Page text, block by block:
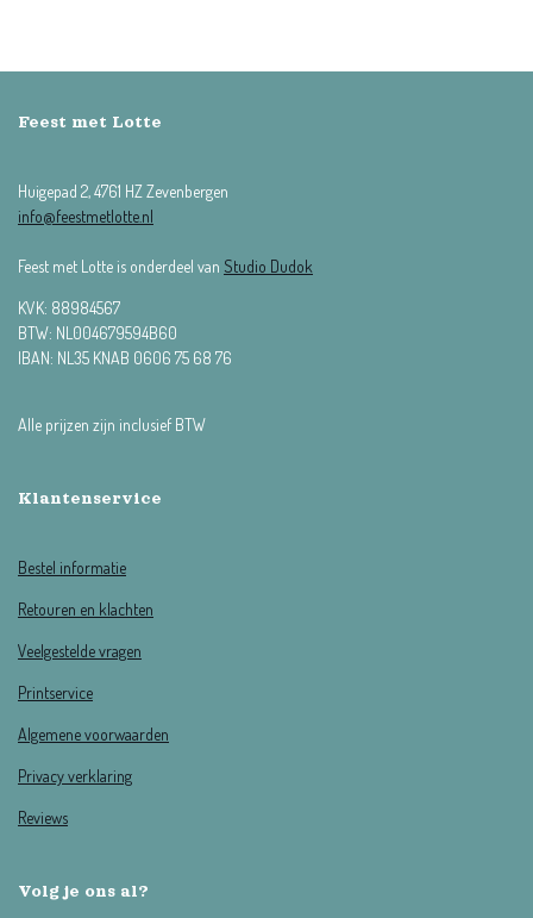
Feest met Lotte
Huigepad 2, 4761 HZ Zevenbergen
info@feestmetlotte.nl
Feest met Lotte is onderdeel van Studio Dudok
KVK: 88984567
BTW: NL004679594B60
IBAN: NL35 KNAB 0606 75 68 76
Alle prijzen zijn inclusief BTW
Klantenservice
Bestel informatie
Retouren en klachten
Veelgestelde vragen
Printservice
Algemene voorwaarden
Privacy verklaring
Reviews
Volg je ons al?